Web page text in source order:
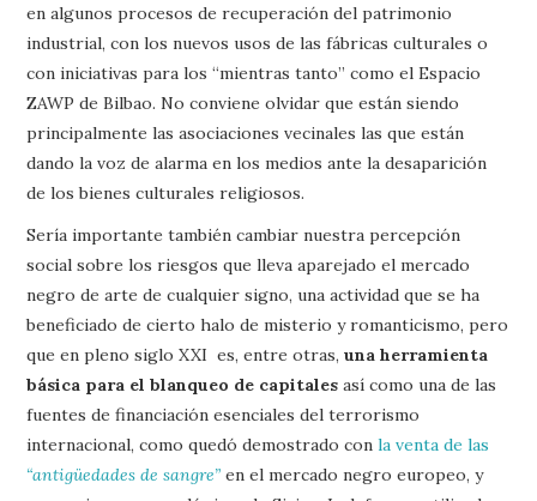
en algunos procesos de recuperación del patrimonio
industrial, con los nuevos usos de las fábricas culturales o
con iniciativas para los “mientras tanto” como el Espacio
ZAWP de Bilbao. No conviene olvidar que están siendo
principalmente las asociaciones vecinales las que están
dando la voz de alarma en los medios ante la desaparición
de los bienes culturales religiosos.
Sería importante también cambiar nuestra percepción
social sobre los riesgos que lleva aparejado el mercado
negro de arte de cualquier signo, una actividad que se ha
beneficiado de cierto halo de misterio y romanticismo, pero
que en pleno siglo XXI es, entre otras, una herramienta
básica para el blanqueo de capitales así como una de las
fuentes de financiación esenciales del terrorismo
internacional, como quedó demostrado conla venta de las
“antigüedades de sangre” en el mercado negro europeo, y